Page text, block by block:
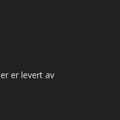
er levert av